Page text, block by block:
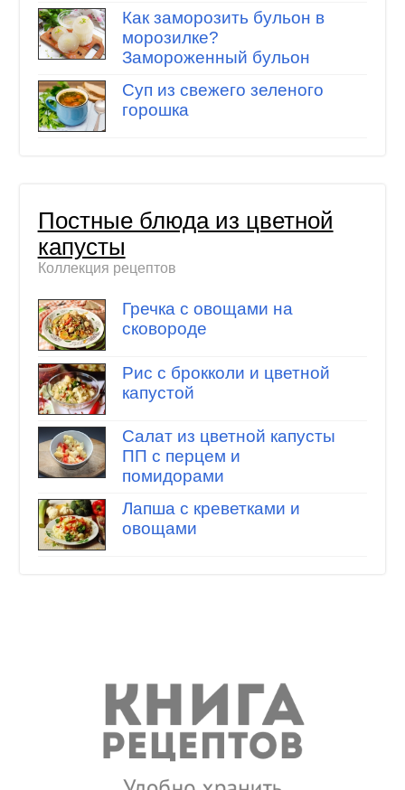
Как заморозить бульон в
морозилке?
Замороженный бульон
Суп из свежего зеленого
горошка
Постные блюда из цветной
капусты
Коллекция рецептов
Гречка с овощами на
сковороде
Рис с брокколи и цветной
капустой
Салат из цветной капусты
ПП с перцем и
помидорами
Лапша с креветками и
овощами